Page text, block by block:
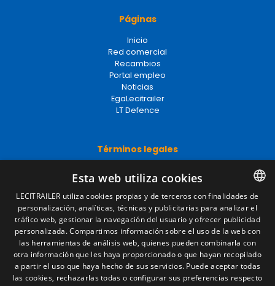
Páginas
Inicio
Red comercial
Recambios
Portal empleo
Noticias
EgaLecitrailer
LT Defence
Términos legales
Política de privacidad
Política de cookies
Condiciones generales de venta
Gestionar cookies
Contacto
Camino de los Huertos, S/N. Apdo 100
SPANISH
ENGLISH
FRENCH
ITALIAN
Esta web utiliza cookies
LECITRAILER utiliza cookies propias y de terceros con finalidades de
personalización, analíticas, técnicas y publicitarias para analizar el
tráfico web, gestionar la navegación del usuario y ofrecer publicidad
personalizada. Compartimos información sobre el uso de la web con
las herramientas de análisis web, quienes pueden combinarla con
otra información que les haya proporcionado o que hayan recopilado
a partir el uso que haya hecho de sus servicios. Puede aceptar todas
las cookies, rechazarlas todas o configurar sus preferencias respecto